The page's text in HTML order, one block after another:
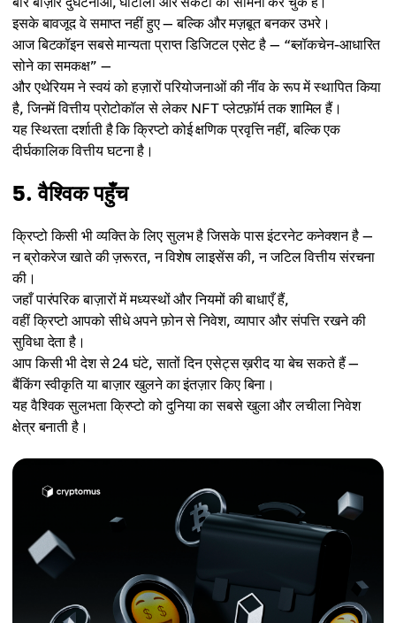
इसके बावजूद वे समाप्त नहीं हुए — बल्कि और मज़बूत बनकर उभरे।
आज बिटकॉइन सबसे मान्यता प्राप्त डिजिटल एसेट है — “ब्लॉकचेन-आधारित
सोने का समकक्ष” —
और एथेरियम ने स्वयं को हज़ारों परियोजनाओं की नींव के रूप में स्थापित किया
है, जिनमें वित्तीय प्रोटोकॉल से लेकर NFT प्लेटफ़ॉर्म तक शामिल हैं।
यह स्थिरता दर्शाती है कि क्रिप्टो कोई क्षणिक प्रवृत्ति नहीं, बल्कि एक
दीर्घकालिक वित्तीय घटना है।
5. वैश्विक पहुँच
क्रिप्टो किसी भी व्यक्ति के लिए सुलभ है जिसके पास इंटरनेट कनेक्शन है —
न ब्रोकरेज खाते की ज़रूरत, न विशेष लाइसेंस की, न जटिल वित्तीय संरचना
की।
जहाँ पारंपरिक बाज़ारों में मध्यस्थों और नियमों की बाधाएँ हैं,
वहीं क्रिप्टो आपको सीधे अपने फ़ोन से निवेश, व्यापार और संपत्ति रखने की
सुविधा देता है।
आप किसी भी देश से 24 घंटे, सातों दिन एसेट्स ख़रीद या बेच सकते हैं —
बैंकिंग स्वीकृति या बाज़ार खुलने का इंतज़ार किए बिना।
यह वैश्विक सुलभता क्रिप्टो को दुनिया का सबसे खुला और लचीला निवेश
क्षेत्र बनाती है।